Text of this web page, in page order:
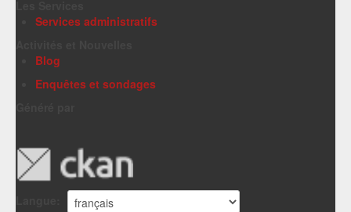
Services administratifs
Blog
Enquêtes et sondages